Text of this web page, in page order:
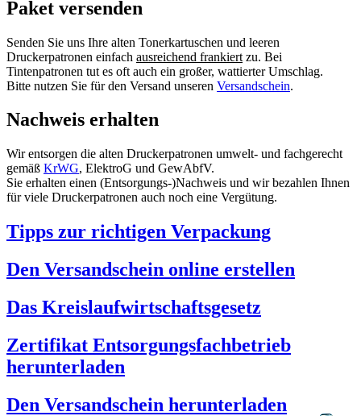
Paket versenden
Senden Sie uns Ihre alten Tonerkartuschen und leeren
Druckerpatronen einfach ausreichend frankiert zu. Bei
Tintenpatronen tut es oft auch ein großer, wattierter Umschlag.
Bitte nutzen Sie für den Versand unseren Versandschein.
Nachweis erhalten
Wir entsorgen die alten Druckerpatronen umwelt- und fachgerecht
gemäß KrWG, ElektroG und GewAbfV.
Sie erhalten einen (Entsorgungs-)Nachweis und wir bezahlen Ihnen
für viele Druckerpatronen auch noch eine Vergütung.
Tipps zur richtigen Verpackung
Den Versandschein online erstellen
Das Kreislaufwirtschaftsgesetz
Zertifikat Entsorgungsfachbetrieb
herunterladen
Den Versandschein herunterladen